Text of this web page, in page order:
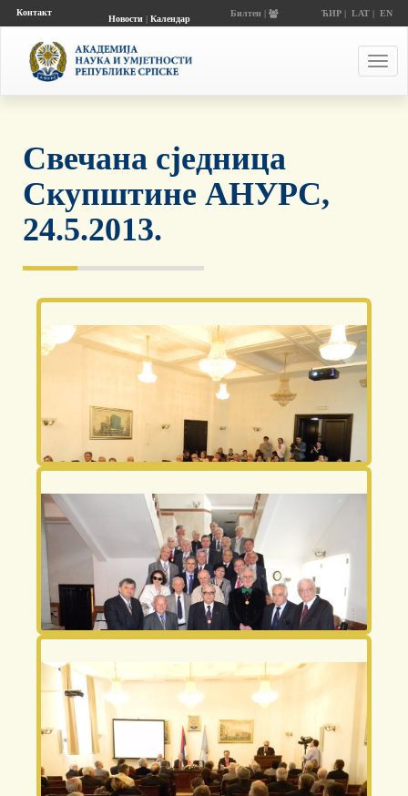
Контакт
Новости| Календар
Билтен | ЋИР| LAT| EN
Свечана сједница
Скупштине АНУРС,
24.5.2013.